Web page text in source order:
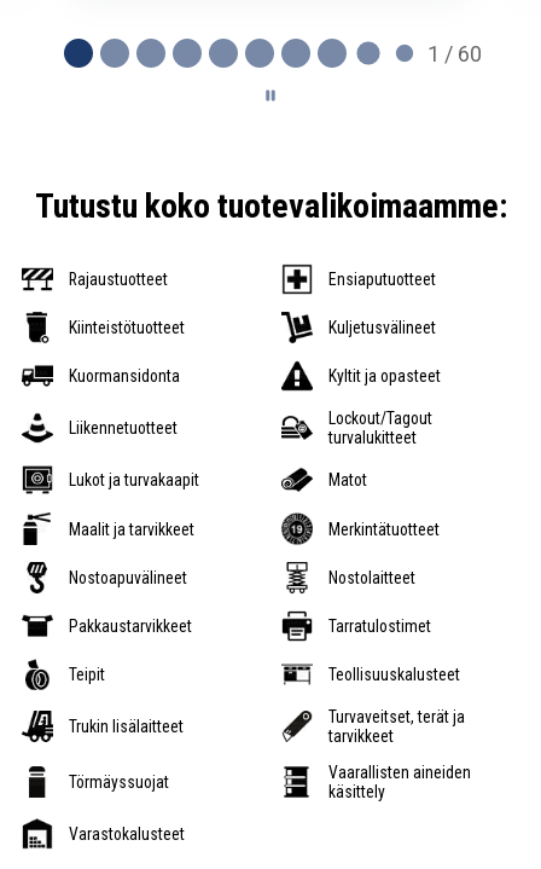
2 / 60
Tutustu koko tuotevalikoimaamme:
Rajaustuotteet Ensiaputuotteet
Kiinteistötuotteet Kuljetusvälineet
Kuormansidonta Kyltit ja opasteet
Liikennetuotteet
Lockout/Tagout
turvalukitteet
Lukot ja turvakaapit Matot
Maalit ja tarvikkeet Merkintätuotteet
Nostoapuvälineet Nostolaitteet
Pakkaustarvikkeet Tarratulostimet
Teipit Teollisuuskalusteet
Trukin lisälaitteet
Turvaveitset, terät ja
tarvikkeet
Törmäyssuojat
Vaarallisten aineiden
käsittely
Varastokalusteet